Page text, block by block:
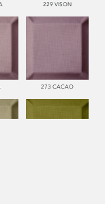
229 VISON
273 CACAO